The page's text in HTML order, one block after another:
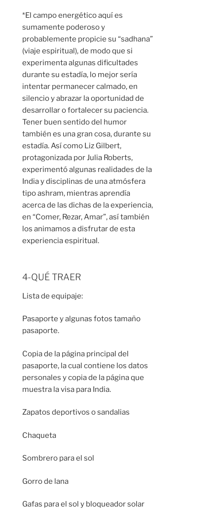
*El campo energético aquí es
sumamente poderoso y
probablemente propicie su “sadhana”
(viaje espiritual), de modo que si
experimenta algunas dificultades
durante su estadía, lo mejor sería
intentar permanecer calmado, en
silencio y abrazar la oportunidad de
desarrollar o fortalecer su paciencia.
Tener buen sentido del humor
también es una gran cosa, durante su
estadía. Así como Liz Gilbert,
protagonizada por Julia Roberts,
experimentó algunas realidades de la
India y disciplinas de una atmósfera
tipo ashram, mientras aprendía
acerca de las dichas de la experiencia,
en “Comer, Rezar, Amar”, así también
los animamos a disfrutar de esta
experiencia espiritual.
4-QUÉ TRAER
Lista de equipaje:
Pasaporte y algunas fotos tamaño
pasaporte.
Copia de la página principal del
pasaporte, la cual contiene los datos
personales y copia de la página que
muestra la visa para India.
Zapatos deportivos o sandalias
Chaqueta
Sombrero para el sol
Gorro de lana
Gafas para el sol y bloqueador solar